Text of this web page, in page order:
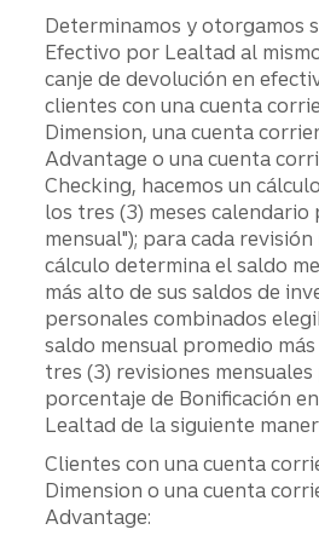
Determinamos y otorgamos
Efectivo por Lealtad al
canje de devolución en
clientes con una cuenta
Dimension, una cuenta
Advantage o una cuenta
Checking, hacemos un
los tres (3) meses calendario
mensual"); para cada
cálculo determina el saldo
más alto de sus saldos de
personales combinados
saldo mensual promedio
tres (3) revisiones
porcentaje de Bonificación
Lealtad de la siguiente
Clientes con una cuenta
Dimension o una cuenta
Advantage: